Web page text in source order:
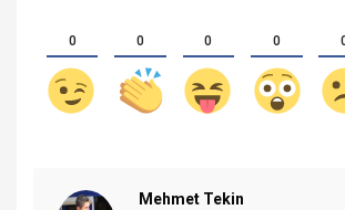
0 0 0 0
Mehmet Tekin